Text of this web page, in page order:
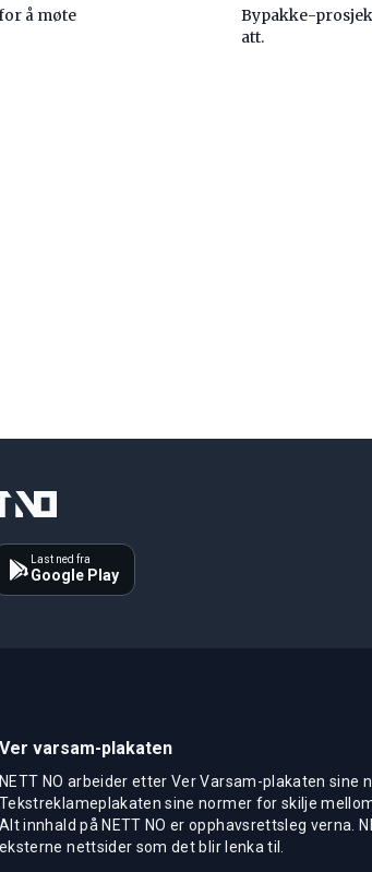
å møte
Bypakke-
att.
Last ned fra
Google Play
Ver varsam-plakaten
NETT NO arbeider etter Ver Varsam-plakaten sine
Tekstreklameplakaten sine normer for skilje
Alt innhald på NETT NO er opphavsrettsleg verna.
eksterne nettsider som det blir lenka til.